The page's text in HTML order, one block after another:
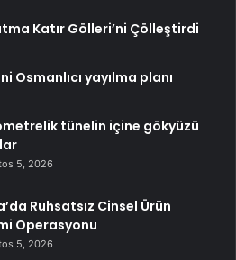
Katır Gölleri’ni Çölleştirdi
Osmanlıcı yayılma planı
tünelin içine gökyüzü
5, 2026
Ruhsatsız Cinsel Ürün
Operasyonu
5, 2026